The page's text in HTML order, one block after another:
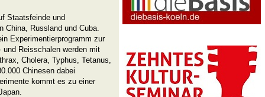
Staatsfeinde und
China, Russland und Cuba.
Experimentierprogramm zur
Reisschalen werden mit
Cholera, Typhus, Tetanus,
Chinesen dabei
kommt es zu einer